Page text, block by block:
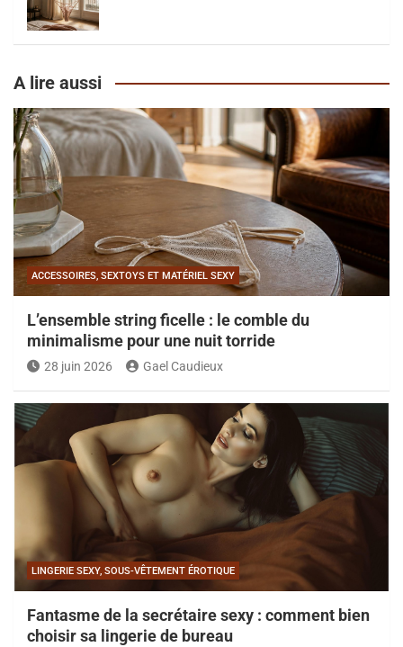
A lire aussi
ACCESSOIRES, SEXTOYS ET MATÉRIEL SEXY
L’ensemble string ficelle : le comble du
minimalisme pour une nuit torride
28 juin 2026 Gael Caudieux
LINGERIE SEXY, SOUS-VÊTEMENT ÉROTIQUE
Fantasme de la secrétaire sexy : comment bien
choisir sa lingerie de bureau